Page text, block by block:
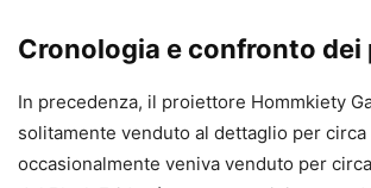
Cronologia e confronto dei
In precedenza, il proiettore Hommkiety
solitamente venduto al dettaglio per circa
occasionalmente veniva venduto per